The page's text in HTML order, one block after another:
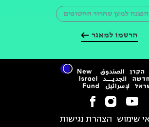
הפגנה למען שחרור החטופים
הרשמו למאגר
שימוש הצהרת נגישות